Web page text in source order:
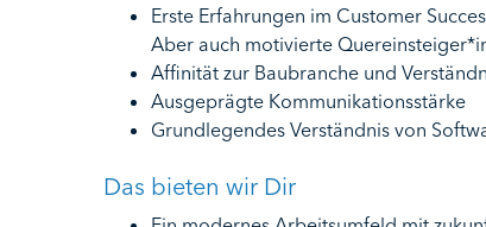
Erste Erfahrungen im Customer
Aber auch motivierte
Affinität zur Baubranche und
Ausgeprägte Kommunikationsstärke
Grundlegendes Verständnis von
Das bieten wir Dir